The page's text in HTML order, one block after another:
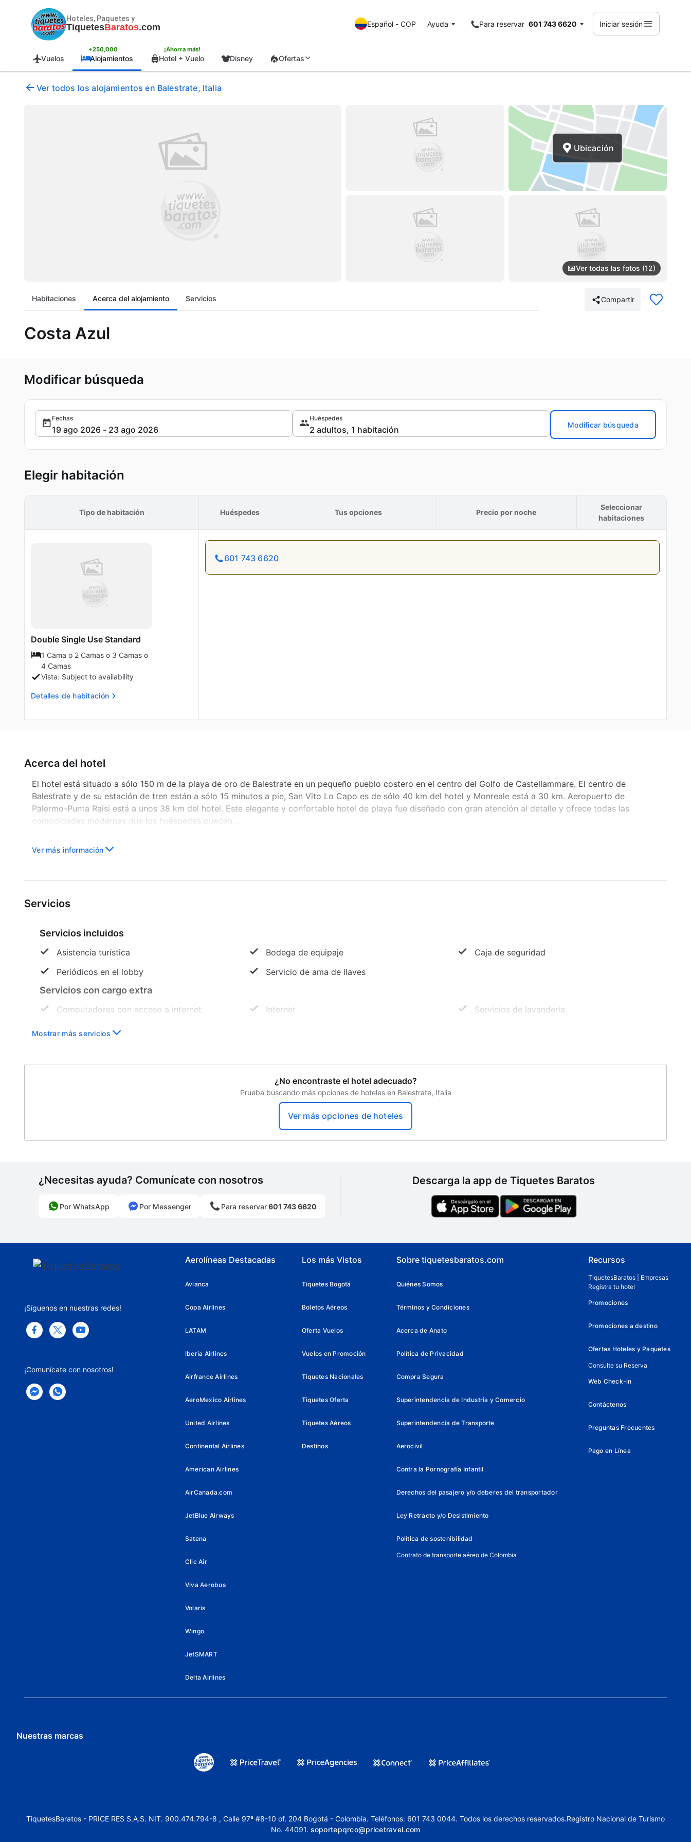
Hoteles, Paquetes y
TiquetesBaratos.com Español - COP Ayuda Para reservar 601 743 6620 Iniciar sesión
Vuelos
+250,000
Alojamientos
¡Ahorra más!
Hotel + Vuelo Disney Ofertas
Ver todos los alojamientos en Balestrate, Italia
Ver todas las fotos (12)
Ubicación
Habitaciones Acerca del alojamiento Servicios Compartir
Costa Azul
Modificar búsqueda
Fechas Huéspedes
Modificar búsqueda
Elegir habitación
Tipo de habitación Huéspedes Tus opciones Precio por noche
Seleccionar
habitaciones
Double Single Use Standard
1 Cama o 2 Camas o 3 Camas o
4 Camas
Vista: Subject to availability
Detalles de habitación
601 743 6620
Acerca del hotel
El hotel está situado a sólo 150 m de la playa de oro de Balestrate en un pequeño pueblo costero en el centro del Golfo de Castellammare. El centro de
Balestrate y de su estación de tren están a sólo 15 minutos a pie, San Vito Lo Capo es de sólo 40 km del hotel y Monreale está a 30 km. Aeropuerto de
Palermo-Punta Raisi está a unos 38 km del hotel. Este elegante y confortable hotel de playa fue diseñado con gran atención al detalle y ofrece todas las
comodidades modernas que los huéspedes puedan ...
Ver más información
Servicios
Servicios incluidos
Asistencia turística Bodega de equipaje
Caja de seguridad
Periódicos en el lobby
Servicio de ama de llaves
Servicios con cargo extra
Computadores con acceso a internet Internet
Servicios de lavandería
Servicios ejecutivos
Mostrar más servicios
¿No encontraste el hotel adecuado?
Prueba buscando más opciones de hoteles en Balestrate, Italia
Ver más opciones de hoteles
¿Necesitas ayuda? Comunícate con nosotros
Por WhatsApp Por Messenger Para reservar601 743 6620
Descarga la app de Tiquetes Baratos
¡Síguenos en nuestras redes!
¡Comunícate con nosotros!
Aerolíneas Destacadas
Avianca
Copa Airlines
LATAM
Iberia Airlines
Airfrance Airlines
AeroMexico Airlines
United Airlines
Continental Airlines
American Airlines
AirCanada.com
JetBlue Airways
Satena
Clic Air
Viva Aerobus
Volaris
Wingo
JetSMART
Delta Airlines
Los más Vistos
Tiquetes Bogotá
Boletos Aéreos
Oferta Vuelos
Vuelos en Promoción
Tiquetes Nacionales
Tiquetes Oferta
Tiquetes Aéreos
Destinos
Sobre tiquetesbaratos.com
Quiénes Somos
Términos y Condiciones
Acerca de Anato
Política de Privacidad
Compra Segura
Superintendencia de Industria y Comercio
Superintendencia de Transporte
Aerocivil
Contra la Pornografía Infantil
Derechos del pasajero y/o deberes del transportador
Ley Retracto y/o Desistimiento
Política de sostenibilidad
Contrato de transporte aéreo de Colombia
Recursos
TiquetesBaratos | Empresas
Registra tu hotel
Promociones
Promociones a destino
Ofertas Hoteles y Paquetes
Consulte su Reserva
Web Check-in
Contáctenos
Preguntas Frecuentes
Pago en Línea
Nuestras marcas
TiquetesBaratos - PRICE RES S.A.S. NIT. 900.474.794-8 , Calle 97ª #8-10 of. 204 Bogotá - Colombia. Teléfonos: 601 743 0044. Todos los derechos reservados.Registro Nacional de Turismo
No. 44091. soportepqrco@pricetravel.com